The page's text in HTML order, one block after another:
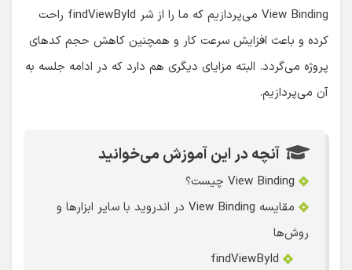
View Binding می‌پردازیم که ما را از شر findViewById راحت
کرده و باعث افزایش سرعت کار و همچنین کاهش حجم کدهای
پروژه می‌گردد. البته مزایای دیگری هم دارد که در ادامه جلسه به
آن می‌پردازیم.
آنچه در این آموزش می‌خوانید
View Binding چیست؟
مقایسه View Binding در اندروید با سایر ابزارها و
روش‌ها
findViewById